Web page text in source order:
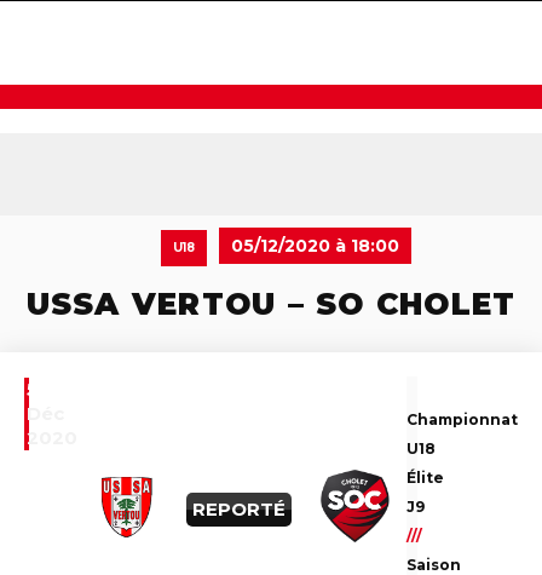
U18 05/12/2020 à 18:00
USSA VERTOU – SO CHOLET
5
Déc
2020
REPORTÉ
Championnat
U18
Élite
J9
///
Saison
Stade Raymond